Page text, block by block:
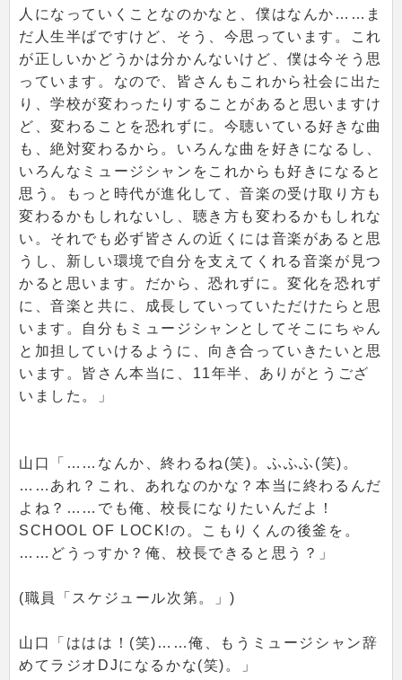
人になっていくことなのかなと、僕はなんか……ま
だ人生半ばですけど、そう、今思っています。これ
が正しいかどうかは分かんないけど、僕は今そう思
っています。なので、皆さんもこれから社会に出た
り、学校が変わったりすることがあると思いますけ
ど、変わることを恐れずに。今聴いている好きな曲
も、絶対変わるから。いろんな曲を好きになるし、
いろんなミュージシャンをこれからも好きになると
思う。もっと時代が進化して、音楽の受け取り方も
変わるかもしれないし、聴き方も変わるかもしれな
い。それでも必ず皆さんの近くには音楽があると思
うし、新しい環境で自分を支えてくれる音楽が見つ
かると思います。だから、恐れずに。変化を恐れず
に、音楽と共に、成長していっていただけたらと思
います。自分もミュージシャンとしてそこにちゃん
と加担していけるように、向き合っていきたいと思
います。皆さん本当に、11年半、ありがとうござ
いました。」
山口「……なんか、終わるね(笑)。ふふふ(笑)。
……あれ？これ、あれなのかな？本当に終わるんだ
よね？……でも俺、校長になりたいんだよ！
SCHOOL OF LOCK!の。こもりくんの後釜を。
……どうっすか？俺、校長できると思う？」
(職員「スケジュール次第。」)
山口「ははは！(笑)……俺、もうミュージシャン辞
めてラジオDJになるかな(笑)。」